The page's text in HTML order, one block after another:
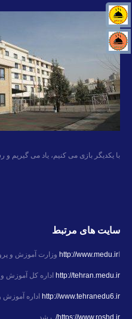
با یکدیگر بازی می کنیم، یاد می گیریم و
سایت های مرتبط
http://www.medu.ir وزارت آموزش و
http://tehran.medu.ir اداره کل آموزش
http://www.tehranedu6.ir اداره
https://www.roshd.ir/ رشد